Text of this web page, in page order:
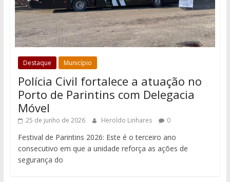
Destaque Município
Polícia Civil fortalece a atuação no
Porto de Parintins com Delegacia
Móvel
25 de junho de 2026 Heroldo Linhares 0
Festival de Parintins 2026: Este é o terceiro ano
consecutivo em que a unidade reforça as ações de
segurança do